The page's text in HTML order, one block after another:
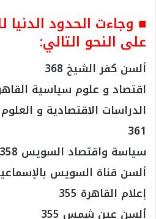
■ وجاءت الحدود الدنيا
على النحو التالي:
ألسن كفر الشيخ 368
اقتصاد و علوم سياسية القاهرة
الدراسات الاقتصادية و
361
سياسة واقتصاد السويس 358
ألسن قناة السويس بالإسماعيلية
إعلام القاهرة 355
ألسن عين شمس 355